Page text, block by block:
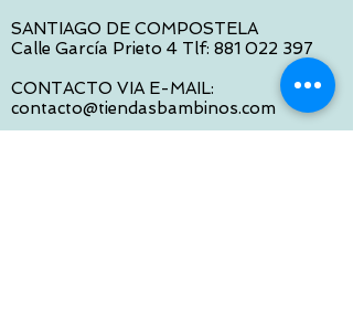
SANTIAGO DE COMPOSTELA
Calle García Prieto 4 Tlf: 881 022 397
CONTACTO VIA E-MAIL:
contacto@tiendasbambinos.com